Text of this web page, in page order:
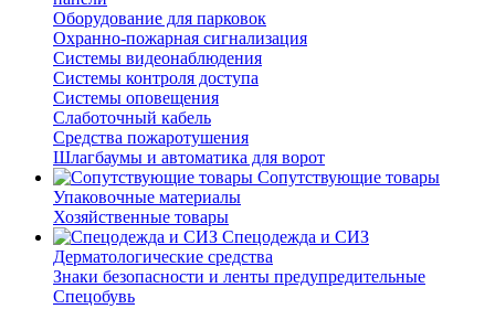
Оборудование для парковок
Охранно-пожарная сигнализация
Системы видеонаблюдения
Системы контроля доступа
Системы оповещения
Слаботочный кабель
Средства пожаротушения
Шлагбаумы и автоматика для ворот
Сопутствующие товары
Упаковочные материалы
Хозяйственные товары
Спецодежда и СИЗ
Дерматологические средства
Знаки безопасности и ленты предупредительные
Спецобувь